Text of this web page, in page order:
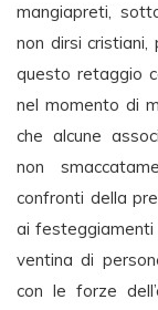
mangiapreti,
non dirsi cristiani,
questo retaggio
nel momento di
che alcune
non
confronti della
ai festeggiamenti
ventina di
con le forze